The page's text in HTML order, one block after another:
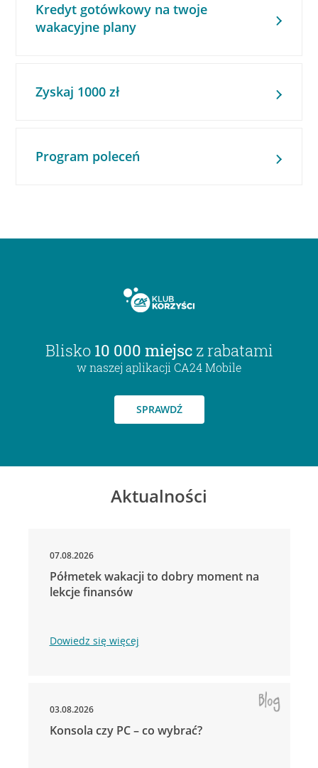
Kredyt gotówkowy na twoje
wakacyjne plany
Zyskaj 1000 zł
Program poleceń
Blisko 10 000 miejsc z rabatami
w naszej aplikacji CA24 Mobile
SPRAWDŹ
Aktualności
07.08.2026
Półmetek wakacji to dobry moment na
lekcje finansów
Dowiedz się więcej
03.08.2026
Konsola czy PC – co wybrać?